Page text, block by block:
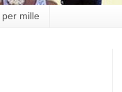
mille